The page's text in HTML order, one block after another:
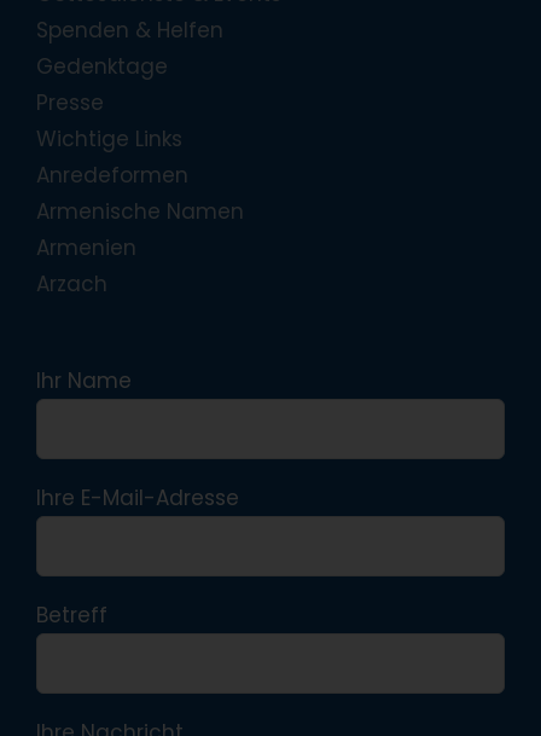
Spenden & Helfen
Gedenktage
Presse
Wichtige Links
Anredeformen
Armenische Namen
Armenien
Arzach
Ihr Name
Ihre E-Mail-Adresse
Betreff